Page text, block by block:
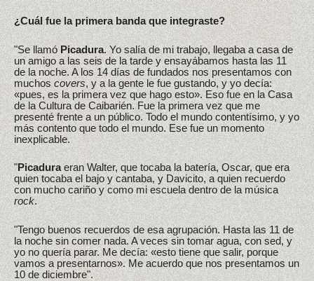
¿Cuál fue la primera banda que integraste?
"Se llamóPicadura. Yo salía de mi trabajo, llegaba a casa de
un amigo a las seis de la tarde y ensayábamos hasta las 11
de la noche. A los 14 días de fundados nos presentamos con
muchoscovers, y a la gente le fue gustando, y yo decía:
«pues, es la primera vez que hago esto». Eso fue en la Casa
de la Cultura de Caibarién. Fue la primera vez que me
presenté frente a un público. Todo el mundo contentísimo, y yo
más contento que todo el mundo. Ese fue un momento
inexplicable.
"Picaduraeran Walter, que tocaba la batería, Oscar, que era
quien tocaba el bajo y cantaba, y Davicito, a quien recuerdo
con mucho cariño y como mi escuela dentro de la música
rock.
"Tengo buenos recuerdos de esa agrupación. Hasta las 11 de
la noche sin comer nada. A veces sin tomar agua, con sed, y
yo no quería parar. Me decía: «esto tiene que salir, porque
vamos a presentarnos». Me acuerdo que nos presentamos un
10 de diciembre".